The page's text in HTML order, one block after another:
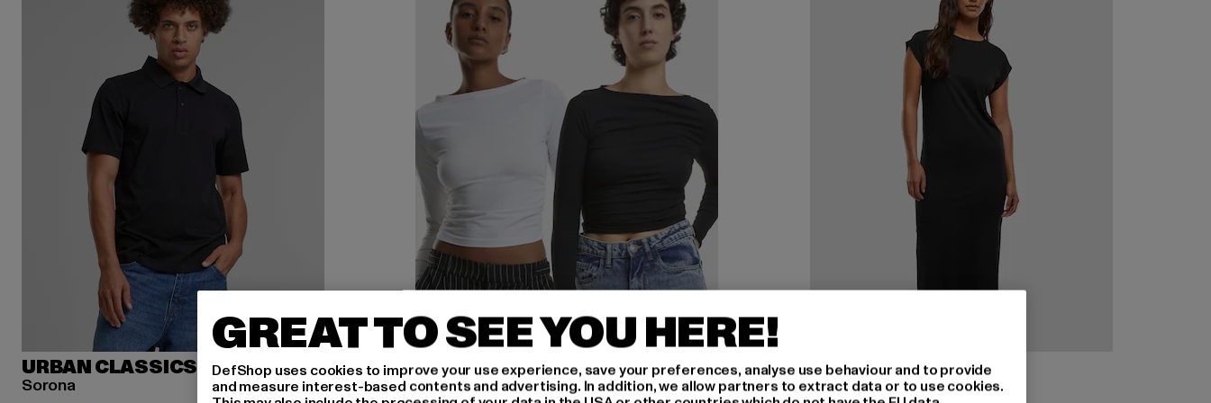
URBAN CLASSICS
Sorona
URBAN CLASSICS
Viscose Extended Shoulder
GREAT TO SEE YOU HERE!
DefShop uses cookies to improve your use experience, save your preferences, analyse use behaviour and to provide
and measure interest-based contents and advertising. In addition, we allow partners to extract data or to use cookies.